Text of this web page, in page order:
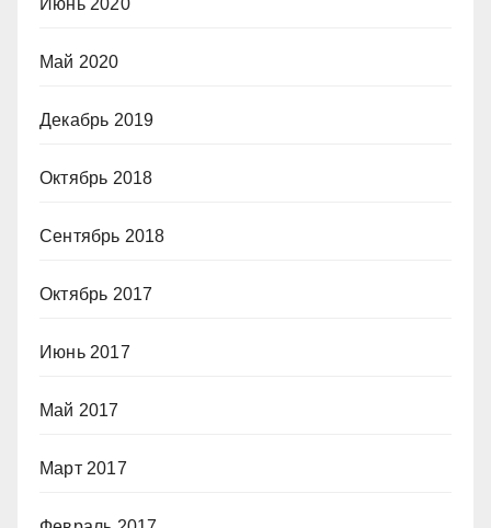
Май 2020
Декабрь 2019
Октябрь 2018
Сентябрь 2018
Октябрь 2017
Июнь 2017
Май 2017
Март 2017